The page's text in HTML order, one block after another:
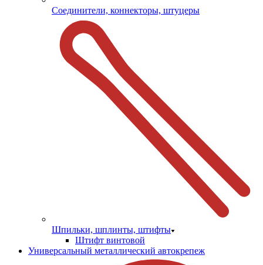
Соединители, коннекторы, штуцеры
Шпильки, шплинты, штифты
Штифт винтовой
Универсальный металлический автокрепеж